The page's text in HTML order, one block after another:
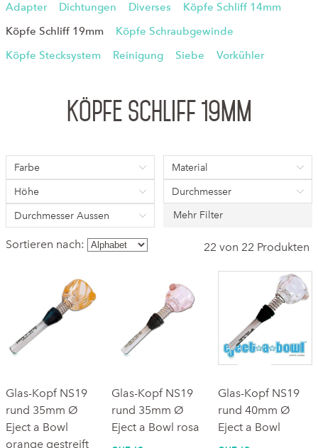
Adapter Dichtungen Diverses
Köpfe Schliff 14mm
Köpfe Schliff 19mm
Köpfe Schraubgewinde
Köpfe Stecksystem
Reinigung Siebe Vorkühler
Köpfe Schliff 19mm
Farbe
Material
Höhe
Durchmesser
Durchmesser Aussen
Mehr Filter
Sortieren nach: 22 von 22 Produkten
Glas-Kopf NS19
rund 35mm Ø
Eject a Bowl
orange gestreift
Glas-Kopf NS19
rund 35mm Ø
Eject a Bowl rosa
Glas-Kopf NS19
rund 40mm Ø
Eject a Bowl